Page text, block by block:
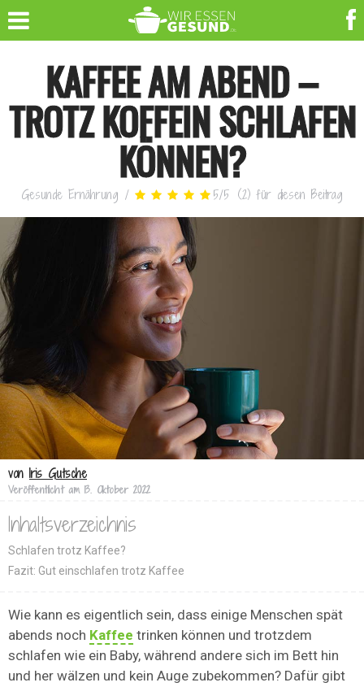
KAFFEE AM ABEND –
TROTZ KOFFEIN SCHLAFEN
KÖNNEN?
Gesunde Ernährung / 5/5 (2) für diesen Beitrag
von Iris Gutsche
Veröffentlicht am 13. Oktober 2022
Inhaltsverzeichnis
Schlafen trotz Kaffee?
Fazit: Gut einschlafen trotz Kaffee
Wie kann es eigentlich sein, dass einige Menschen spät
abends noch Kaffee trinken können und trotzdem
schlafen wie ein Baby, während andere sich im Bett hin
und her wälzen und kein Auge zubekommen? Dafür gibt